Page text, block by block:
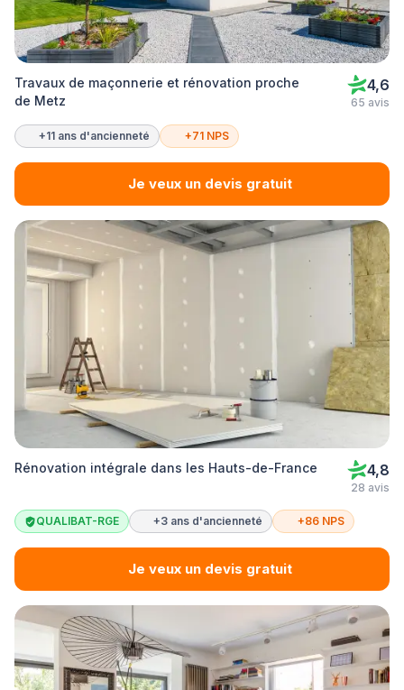
Travaux de maçonnerie et rénovation proche
de Metz
4,6
65 avis
+11 ans d'ancienneté +71 NPS
Je veux un devis gratuit
Rénovation intégrale dans les Hauts-de-France 4,8
28 avis
QUALIBAT-RGE +3 ans d'ancienneté +86 NPS
Je veux un devis gratuit